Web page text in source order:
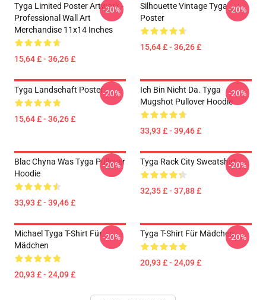
Tyga Limited Poster Artwork -
Professional Wall Art
Merchandise 11x14 Inches
15,64 £ - 36,26 £
-20%
Silhouette Vintage Tyga
Poster
15,64 £ - 36,26 £
-20%
Tyga Landschaft Poster
15,64 £ - 36,26 £
-20%
Ich Bin Nicht Da. Tyga
Mugshot Pullover Hoodie
33,93 £ - 39,46 £
-20%
Blac Chyna Was Tyga Pullover
Hoodie
33,93 £ - 39,46 £
-20% Tyga Rack City Sweatshirt
32,35 £ - 37,88 £
-20%
Michael Tyga T-Shirt Für
Mädchen
20,93 £ - 24,09 £
-20% Tyga T-Shirt Für Mädchen
20,93 £ - 24,09 £
-20%